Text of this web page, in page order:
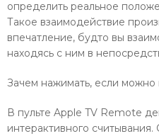
определить реальное
Такое взаимодействие
впечатление, будто вы
находясь с ним в
Зачем нажимать, если можно
В пульте Apple TV Remote
интерактивного